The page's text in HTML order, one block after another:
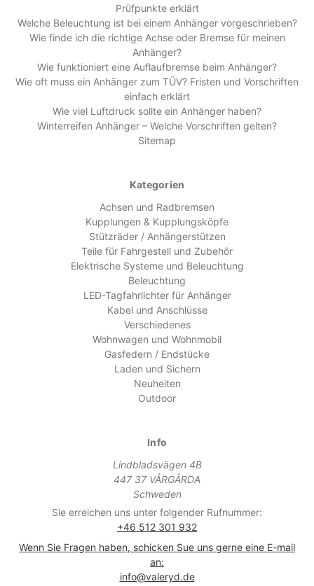
Prüfpunkte erklärt
Welche Beleuchtung ist bei einem Anhänger vorgeschrieben?
Wie finde ich die richtige Achse oder Bremse für meinen
Anhänger?
Wie funktioniert eine Auflaufbremse beim Anhänger?
Wie oft muss ein Anhänger zum TÜV? Fristen und Vorschriften
einfach erklärt
Wie viel Luftdruck sollte ein Anhänger haben?
Winterreifen Anhänger – Welche Vorschriften gelten?
Sitemap
Kategorien
Achsen und Radbremsen
Kupplungen & Kupplungsköpfe
Stützräder / Anhängerstützen
Teile für Fahrgestell und Zubehör
Elektrische Systeme und Beleuchtung
Beleuchtung
LED-Tagfahrlichter für Anhänger
Kabel und Anschlüsse
Verschiedenes
Wohnwagen und Wohnmobil
Gasfedern / Endstücke
Laden und Sichern
Neuheiten
Outdoor
Info
Lindbladsvägen 4B
447 37 VÅRGÅRDA
Schweden
Sie erreichen uns unter folgender Rufnummer:
+46 512 301 932
Wenn Sie Fragen haben, schicken Sue uns gerne eine E-mail
an:
info@valeryd.de